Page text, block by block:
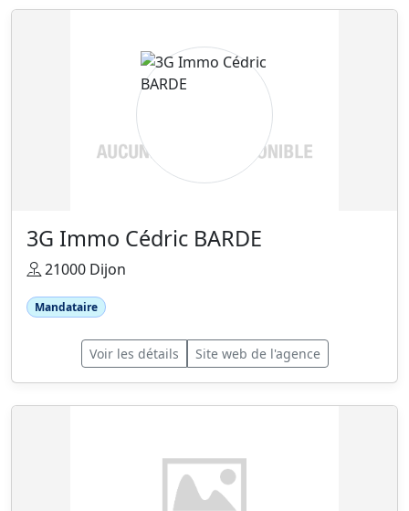
3G Immo Cédric BARDE
21000 Dijon
Mandataire
Voir les détails Site web de l'agence